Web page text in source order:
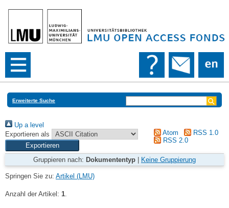
Erweiterte Suche
Up a level
Exportieren als
Atom
RSS 1.0
RSS 2.0
Gruppieren nach: Dokumententyp Keine Gruppierung
Springen Sie zu: Artikel (LMU)
Anzahl der Artikel: 1.